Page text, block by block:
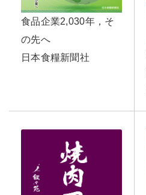
食品企業2,030年，そ
の先へ
日本食糧新聞社